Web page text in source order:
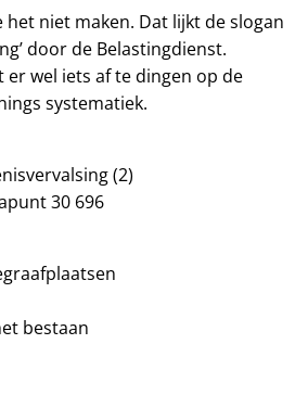
niet maken. Dat lijkt de slogan
door de Belastingdienst.
er wel iets af te dingen op de
systematiek.
(2)
30 696
bestaan